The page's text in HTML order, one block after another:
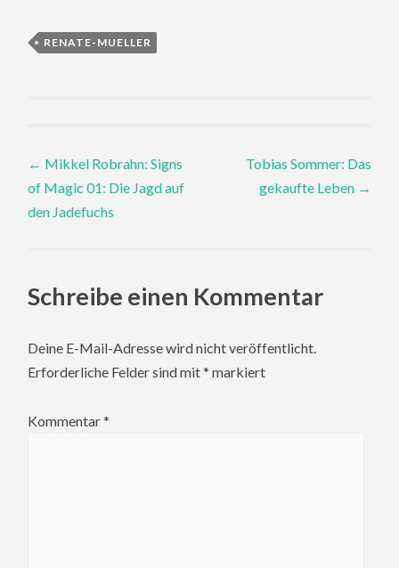
RENATE-MUELLER
Post
navigation
← Mikkel Robrahn: Signs
of Magic 01: Die Jagd auf
den Jadefuchs
Tobias Sommer: Das
gekaufte Leben →
Schreibe einen Kommentar
Deine E-Mail-Adresse wird nicht veröffentlicht.
Erforderliche Felder sind mit* markiert
Kommentar*